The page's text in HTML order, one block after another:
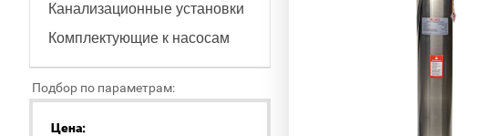
Канализационные установки
Комплектующие к насосам
Подбор по параметрам:
Цена: